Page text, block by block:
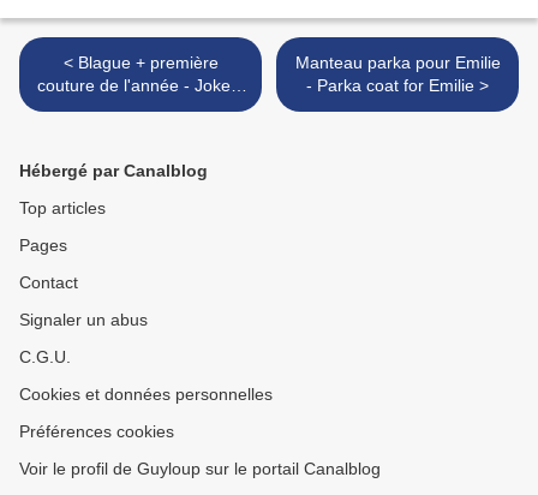
< Blague + première
couture de l'année - Joke +
first couture of the year
Manteau parka pour Emilie
- Parka coat for Emilie >
Hébergé par Canalblog
Top articles
Pages
Contact
Signaler un abus
C.G.U.
Cookies et données personnelles
Préférences cookies
Voir le profil de Guyloup sur le portail Canalblog